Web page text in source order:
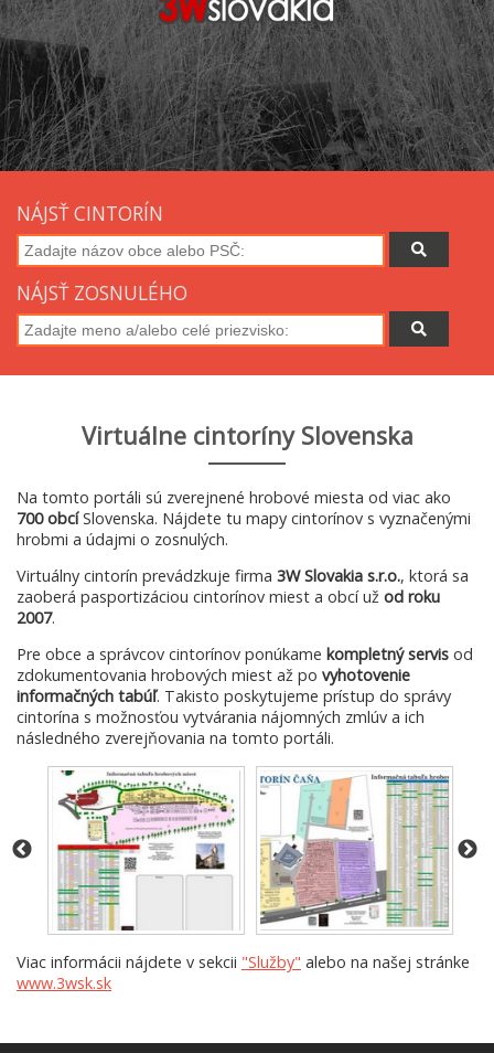
NÁJSŤ CINTORÍN
NÁJSŤ ZOSNULÉHO
Virtuálne cintoríny Slovenska
Na tomto portáli sú zverejnené hrobové miesta od viac ako
700 obcíSlovenska. Nájdete tu mapy cintorínov s vyznačenými
hrobmi a údajmi o zosnulých.
Virtuálny cintorín prevádzkuje firma 3W Slovakia s.r.o., ktorá sa
zaoberá pasportizáciou cintorínov miest a obcí už od roku
2007.
Pre obce a správcov cintorínov ponúkame kompletný servis od
zdokumentovania hrobových miest až po vyhotovenie
informačných tabúľ. Takisto poskytujeme prístup do správy
cintorína s možnosťou vytvárania nájomných zmlúv a ich
následného zverejňovania na tomto portáli.
Viac informácii nájdete v sekcii "Služby" alebo na našej stránke
www.3wsk.sk